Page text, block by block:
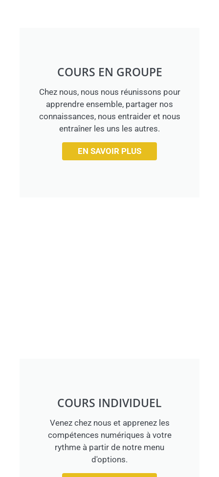
COURS EN GROUPE
Chez nous, nous nous réunissons pour
apprendre ensemble, partager nos
connaissances, nous entraider et nous
entraîner les uns les autres.
EN SAVOIR PLUS
COURS INDIVIDUEL
Venez chez nous et apprenez les
compétences numériques à votre
rythme à partir de notre menu
d'options.